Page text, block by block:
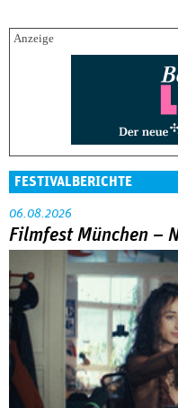
FESTIVALBERICHTE
06.08.2026
Filmfest München –